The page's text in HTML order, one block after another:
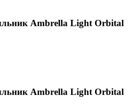
Ambrella Light Orbital
Ambrella Light Orbital